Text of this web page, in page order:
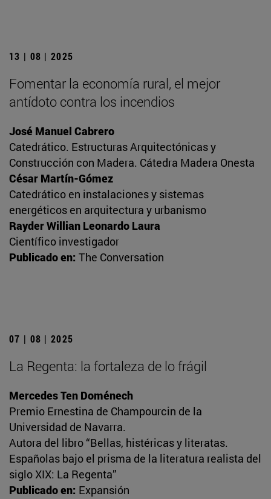
13 | 08 | 2025
Fomentar la economía rural, el mejor
antídoto contra los incendios
José Manuel Cabrero
Catedrático. Estructuras Arquitectónicas y
Construcción con Madera. Cátedra Madera Onesta
César Martín-Gómez
Catedrático en instalaciones y sistemas
energéticos en arquitectura y urbanismo
Rayder Willian Leonardo Laura
Científico investigador
Publicado en: The Conversation
07 | 08 | 2025
La Regenta: la fortaleza de lo frágil
Mercedes Ten Doménech
Premio Ernestina de Champourcin de la
Universidad de Navarra.
Autora del libro “Bellas, histéricas y literatas.
Españolas bajo el prisma de la literatura realista del
siglo XIX: La Regenta”
Publicado en: Expansión